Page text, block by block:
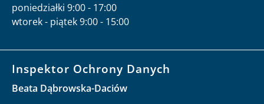
poniedziałki 9:00 - 17:00
wtorek - piątek 9:00 - 15:00
Inspektor Ochrony Danych
Beata Dąbrowska-Daciów